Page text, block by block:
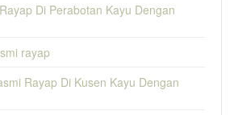
Di Perabotan Kayu Dengan
rayap
Rayap Di Kusen Kayu Dengan